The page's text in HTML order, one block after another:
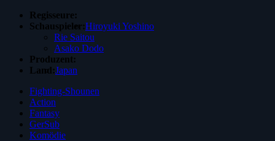
Regisseure:
Schauspieler:Hiroyuki Yoshino
Rie Saitou
Asako Dodo
Produzent:
Land:Japan
Fighting-Shounen
Action
Fantasy
GerSub
Komödie